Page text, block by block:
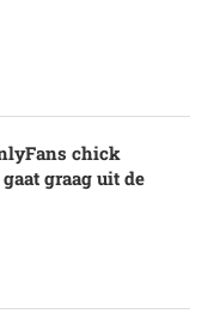
chick
graag uit de